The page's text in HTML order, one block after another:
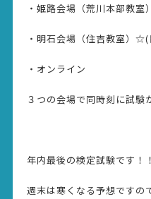
・姫路会場（荒川本部教室）
・明石会場（住吉教室）
・オンライン
３つの会場で同時刻に試験
年内最後の検定試験です！！
週末は寒くなる予想ですの